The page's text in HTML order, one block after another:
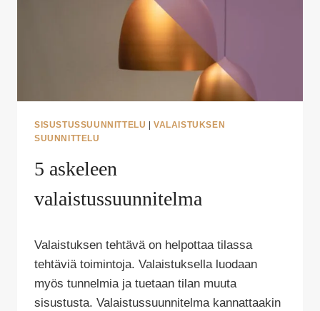
SISUSTUSSUUNNITTELU |VALAISTUKSEN
SUUNNITTELU
5 askeleen
valaistussuunnitelma
Puoliksi
Tehty
Valaistuksen tehtävä on helpottaa tilassa
tehtäviä toimintoja. Valaistuksella luodaan
myös tunnelmia ja tuetaan tilan muuta
sisustusta. Valaistussuunnitelma kannattaakin